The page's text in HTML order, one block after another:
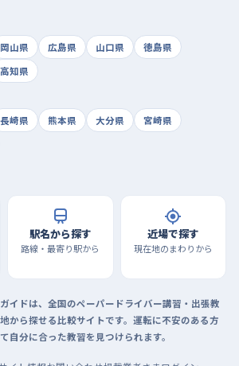
岡山県 広島県 山口県
徳島県
高知県
長崎県 熊本県 大分県
宮崎県
駅名から探す
路線・最寄り駅から
近場で探す
現在地のまわりから
イドは、全国のペーパードライバー講習・出張教
から探せる比較サイトです。運転に不安のある方
自分に合った教習を見つけられます。